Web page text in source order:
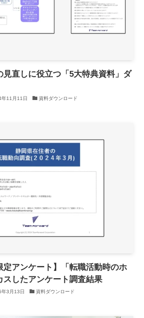
見直しに役立つ「5大特典資料」ダ
年11月11日 資料ダウンロード
定アンケート】「転職活動時のホ
スしたアンケート調査結果
年3月13日 資料ダウンロード